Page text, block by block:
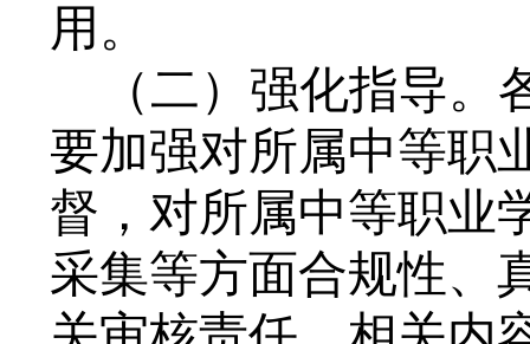
用。
（二）强化指导。
要加强对所属中等职
督，对所属中等职业
采集等方面合规性、